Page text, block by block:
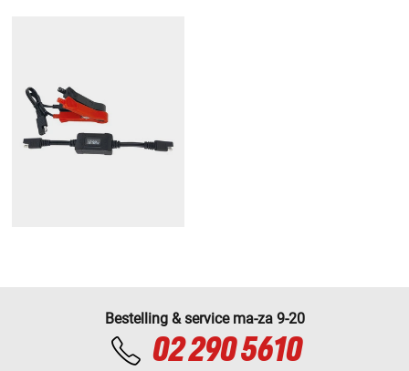
Bestelling & service ma-za 9-20
02 290 5610